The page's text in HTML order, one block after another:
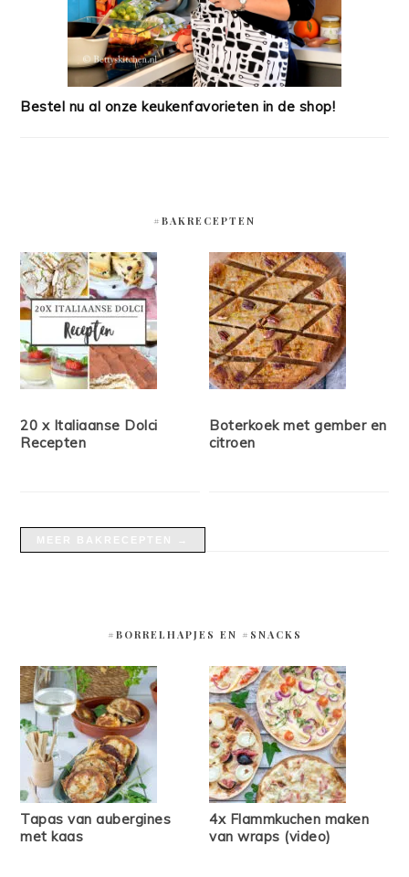
Bestel nu al onze keukenfavorieten in de shop!
#BAKRECEPTEN
20 x Italiaanse Dolci
Recepten
Boterkoek met gember en
citroen
#BORRELHAPJES EN #SNACKS
Tapas van aubergines
met kaas
4x Flammkuchen maken
van wraps (video)